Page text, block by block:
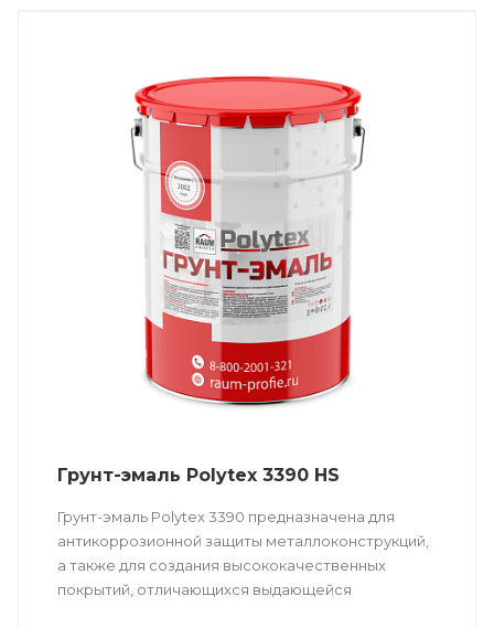
Грунт-эмаль Polytex 3390 HS
Грунт-эмаль Polytex 3390 предназначена для
антикоррозионной защиты металлоконструкций,
а также для создания высококачественных
покрытий, отличающихся выдающейся